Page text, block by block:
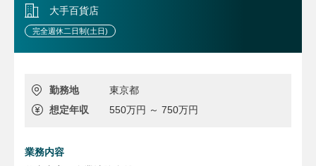
・法務・コンプライアンス施策の企画・推進
・取締役会事務局業務
【業務に関する変更の範囲】
内容へ変更することがあります
大手百貨店
完全週休二日制(土日)
勤務地
東京都
想定年収
550万円 ～ 750万円
業務内容